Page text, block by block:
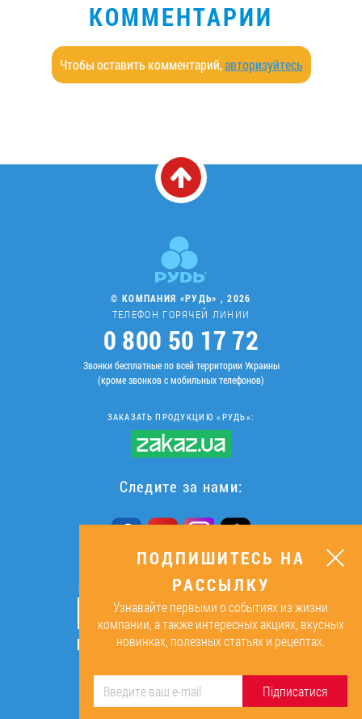
КОММЕНТАРИИ
Чтобы оставить комментарий,авторизуйтесь
© КОМПАНИЯ «РУДЬ» , 2026
ТЕЛЕФОН ГОРЯЧЕЙ ЛИНИИ
0 800 50 17 72
Звонки бесплатные по всей территории Украины
(кроме звонков с мобильных телефонов)
ЗАКАЗАТЬ ПРОДУКЦИЮ «РУДЬ»:
Следите за нами:
ПОДПИШИТЕСЬ НА РАССЫЛКУ
ОК
Подписываясь, я даю согласие на
ПОДПИШИТЕСЬ НА
РАССЫЛКУ
Узнавайте первыми о событиях из жизни
компании, а также интересных акциях, вкусных
новинках, полезных статьях и рецептах.
Підписатися